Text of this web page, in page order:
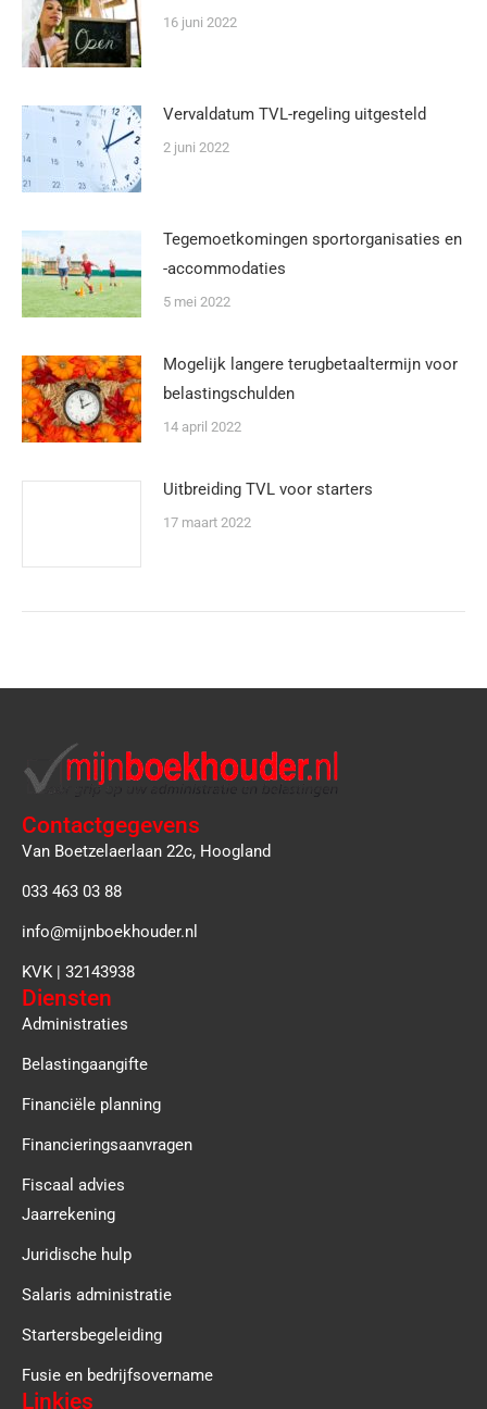
16 juni 2022
Vervaldatum TVL-regeling uitgesteld
2 juni 2022
Tegemoetkomingen sportorganisaties en
-accommodaties
5 mei 2022
Mogelijk langere terugbetaaltermijn voor
belastingschulden
14 april 2022
Uitbreiding TVL voor starters
17 maart 2022
Contactgegevens
Van Boetzelaerlaan 22c, Hoogland
033 463 03 88
info@mijnboekhouder.nl
KVK | 32143938
Diensten
Administraties
Belastingaangifte
Financiële planning
Financieringsaanvragen
Fiscaal advies
Jaarrekening
Juridische hulp
Salaris administratie
Startersbegeleiding
Fusie en bedrijfsovername
Linkjes